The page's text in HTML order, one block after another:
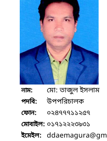
নাম: মো: তাজুল ইসলাম
পদবি: উপপরিচালক
ফোন: ০২৪৭৭৭১১২৫৭
মোবাইল: ০১৭১২২২৩৯৩১
ইমেইল: ddaemagura